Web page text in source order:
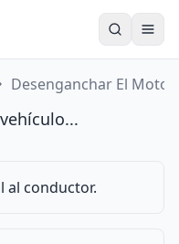
Desenganchar El Moto...
al conductor.